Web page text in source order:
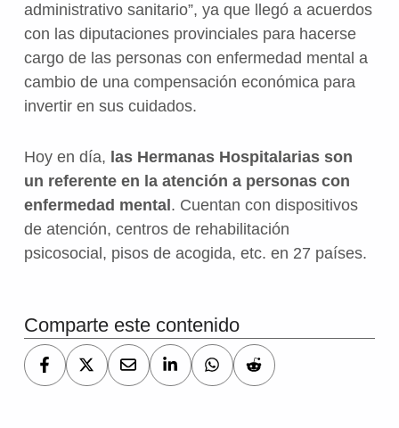
administrativo sanitario”, ya que llegó a acuerdos
con las diputaciones provinciales para hacerse
cargo de las personas con enfermedad mental a
cambio de una compensación económica para
invertir en sus cuidados.
Hoy en día, las Hermanas Hospitalarias son
un referente en la atención a personas con
enfermedad mental. Cuentan con dispositivos
de atención, centros de rehabilitación
psicosocial, pisos de acogida, etc. en 27 países.
Volver a la navegación principal
Comparte este contenido